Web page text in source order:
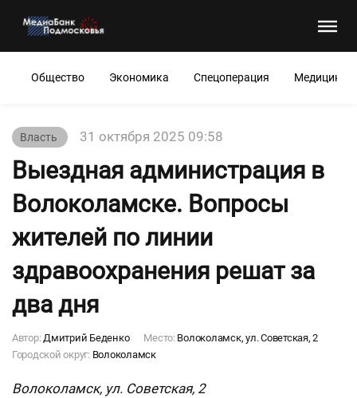
Общество Экономика Спецоперация Медицина
Власть 31 октября 2025 09:58
Выездная администрация в
Волоколамске. Вопросы
жителей по линии
здравоохранения решат за
два дня
Автор:Дмитрий Беденко Место: Волоколамск, ул. Советская, 2
Городской округ: Волоколамск
Волоколамск, ул. Советская, 2